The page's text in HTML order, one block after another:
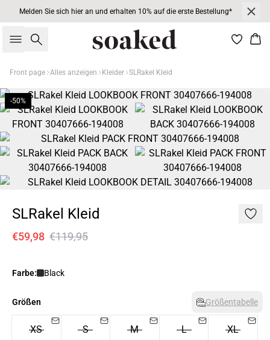
Melden Sie sich hier an und erhalten 10% auf die erste Bestellung*
Suche
Front page Alles anzeigen Kleider SLRakel Kleid
-50%
SLRakel Kleid
€59,98 €119,95
Farbe: Black
Größen Größentabelle
XS S M L XL